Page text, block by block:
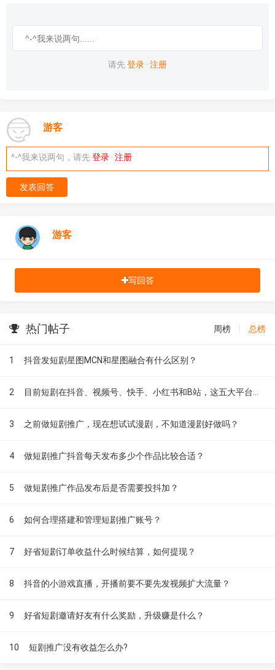
请先登录 · 注册
游客
^-^我来说两句，请先登录 · 注册
发表回答
游客
写回答
热门帖子 周榜 总榜
1 抖音发短剧星图MCN和星图融合有什么区别？
2
3 之前做短剧推广，现在想试试漫剧，不知道漫剧好做吗？
4 做短剧推广抖音每天发布多少个作品比较合适？
5 做短剧推广作品发布后是否需要投抖加？
6 如何合理搭建和管理短剧推广账号？
7 好省短剧订单收益什么时候结算，如何提现？
8 抖音的小游戏直播，开播前要不要先发视频扩大流量？
9 好省短剧邀请好友有什么奖励，升级赚是什么？
10 短剧推广没有收益怎么办?